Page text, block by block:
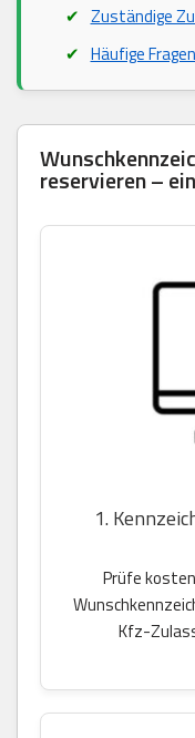
Zuständige
Häufige
reservieren –
1.
Prüfe
Kfz-